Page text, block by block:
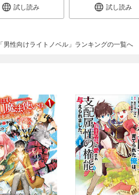
試し読み 試し読み
「男性向けライトノベル」ランキングの一覧へ